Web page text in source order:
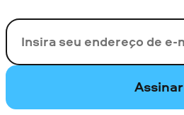
Seu e-mail
Assinar